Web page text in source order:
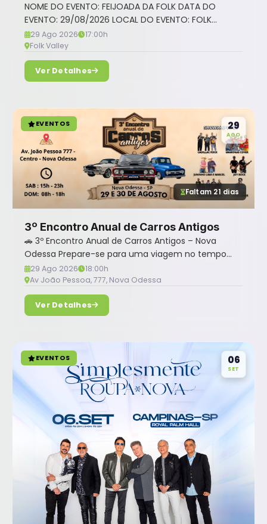
NOME DO EVENTO: FEIJOADA DA FOLK DATA DO
EVENTO: 29/08/2026 LOCAL DO EVENTO: FOLK...
29 Ago 2026
17:00h
Folk Valley
Ver Detalhes
EVENTOS
Faltam 21 dias
29
AGO
3º Encontro Anual de Carros Antigos
🚗 3º Encontro Anual de Carros Antigos – Nova
Odessa Prepare-se para uma viagem no tempo
sobre...
29 Ago 2026
18:00h
Av João Pessoa, 777, Nova Odessa
Ver Detalhes
EVENTOS 06
SET